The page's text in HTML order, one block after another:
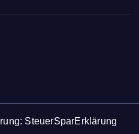
SteuerSparErklärung